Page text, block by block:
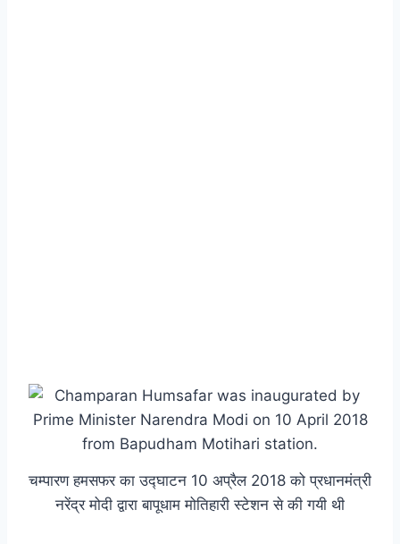
चम्पारण हमसफर का उद्घाटन 10 अप्रैल 2018 को प्रधानमंत्री
नरेंद्र मोदी द्वारा बापूधाम मोतिहारी स्टेशन से की गयी थी